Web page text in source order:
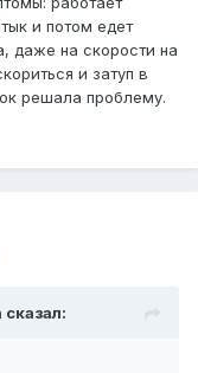
и потом едет
даже на скорости на
и затуп в
решала проблему.